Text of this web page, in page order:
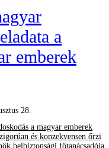
a
emberek
28.
a magyar emberek
és konzekvensen őrzi
belbiztonsági főtanácsadója